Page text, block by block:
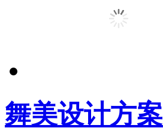
舞美设计方案